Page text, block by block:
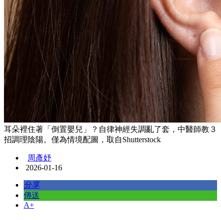
耳朵裡住著「倒置嬰兒」？自律神經失調亂了套，中醫師教３
招調理陰陽。僅為情境配圖，取自Shutterstock
周彥妤
2026-01-16
分享
傳送
A+